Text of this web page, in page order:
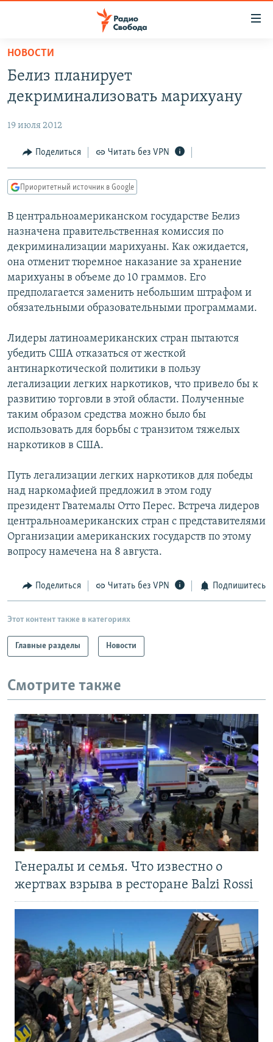
упрощенного
доступа
основному
Вернутся
главной
навигации
Вернутся
поиску
АВТОРСКИЕ ПРОЕКТЫ
ЦИТАТЫ СВОБОДЫ
МНЕНИЯ
IDEL.РЕАЛИИ
КАВКАЗ.РЕАЛИИ
СЕВЕР.РЕАЛИИ
СИБИРЬ.РЕАЛИИ
РАСПИСАНИЕ ВЕЩАНИЯ
ПОДПИШИТЕСЬ НА РАССЫЛКУ
СОЦИАЛЬНЫЕ СЕТИ
Все сайты РСЕ/РС
НОВОСТИ
Белиз планирует
декриминализовать марихуану
19 июля 2012
Поделиться Читать без VPN
Приоритетный источник в Google
В центральноамериканском государстве Белиз
назначена правительственная комиссия по
декриминализации марихуаны. Как ожидается,
она отменит тюремное наказание за хранение
марихуаны в объеме до 10 граммов. Его
предполагается заменить небольшим штрафом и
обязательными образовательными программами.
Лидеры латиноамериканских стран пытаются
убедить США отказаться от жесткой
антинаркотической политики в пользу
легализации легких наркотиков, что привело бы к
развитию торговли в этой области. Полученные
таким образом средства можно было бы
использовать для борьбы с транзитом тяжелых
наркотиков в США.
Путь легализации легких наркотиков для победы
над наркомафией предложил в этом году
президент Гватемалы Отто Перес. Встреча лидеров
центральноамериканских стран с представителями
Организации американских государств по этому
вопросу намечена на 8 августа.
Поделиться Читать без VPN Подпишитесь
Этот контент также в категориях
Главные разделы Новости
Смотрите также
Генералы и семья. Что известно о
жертвах взрыва в ресторане Balzi Rossi